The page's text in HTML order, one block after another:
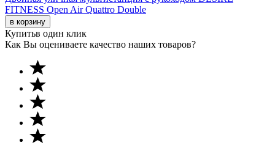
FITNESS Open Air Quattro Double
в корзину
Купитьв один клик
Как Вы оцениваете качество наших товаров?